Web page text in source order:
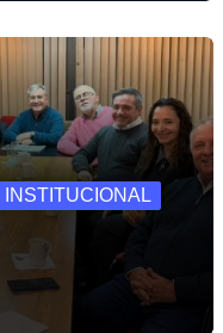
INSTITUCIONAL